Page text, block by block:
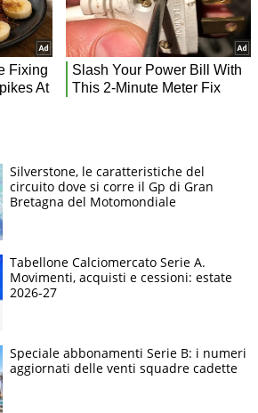
Silverstone, le caratteristiche del
circuito dove si corre il Gp di Gran
Bretagna del Motomondiale
Tabellone Calciomercato Serie A.
Movimenti, acquisti e cessioni: estate
2026-27
Speciale abbonamenti Serie B: i numeri
aggiornati delle venti squadre cadette